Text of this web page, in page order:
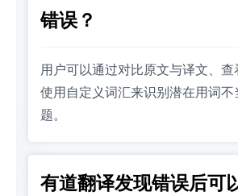
错误？
用户可以通过对比原文与译文、
使用自定义词汇来识别潜在用词不
题。
有道翻译发现错误后可